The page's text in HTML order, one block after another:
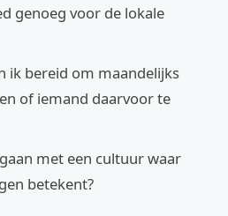
genoeg voor de lokale
ik bereid om maandelijks
of iemand daarvoor te
met een cultuur waar
betekent?